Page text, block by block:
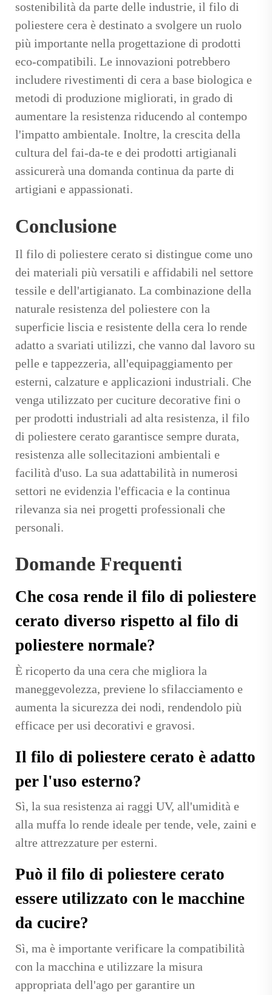
sostenibilità da parte delle industrie, il filo di
poliestere cera è destinato a svolgere un ruolo
più importante nella progettazione di prodotti
eco-compatibili. Le innovazioni potrebbero
includere rivestimenti di cera a base biologica e
metodi di produzione migliorati, in grado di
aumentare la resistenza riducendo al contempo
l'impatto ambientale. Inoltre, la crescita della
cultura del fai-da-te e dei prodotti artigianali
assicurerà una domanda continua da parte di
artigiani e appassionati.
Conclusione
Il filo di poliestere cerato si distingue come uno
dei materiali più versatili e affidabili nel settore
tessile e dell'artigianato. La combinazione della
naturale resistenza del poliestere con la
superficie liscia e resistente della cera lo rende
adatto a svariati utilizzi, che vanno dal lavoro su
pelle e tappezzeria, all'equipaggiamento per
esterni, calzature e applicazioni industriali. Che
venga utilizzato per cuciture decorative fini o
per prodotti industriali ad alta resistenza, il filo
di poliestere cerato garantisce sempre durata,
resistenza alle sollecitazioni ambientali e
facilità d'uso. La sua adattabilità in numerosi
settori ne evidenzia l'efficacia e la continua
rilevanza sia nei progetti professionali che
personali.
Domande Frequenti
Che cosa rende il filo di poliestere
cerato diverso rispetto al filo di
poliestere normale?
È ricoperto da una cera che migliora la
maneggevolezza, previene lo sfilacciamento e
aumenta la sicurezza dei nodi, rendendolo più
efficace per usi decorativi e gravosi.
Il filo di poliestere cerato è adatto
per l'uso esterno?
Sì, la sua resistenza ai raggi UV, all'umidità e
alla muffa lo rende ideale per tende, vele, zaini e
altre attrezzature per esterni.
Può il filo di poliestere cerato
essere utilizzato con le macchine
da cucire?
Sì, ma è importante verificare la compatibilità
con la macchina e utilizzare la misura
appropriata dell'ago per garantire un